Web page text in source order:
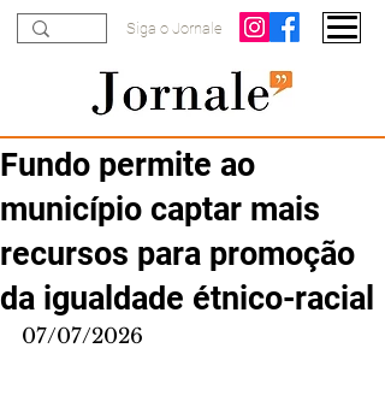
Siga o Jornale
Fundo permite ao
município captar mais
recursos para promoção
da igualdade étnico-racial
07/07/2026